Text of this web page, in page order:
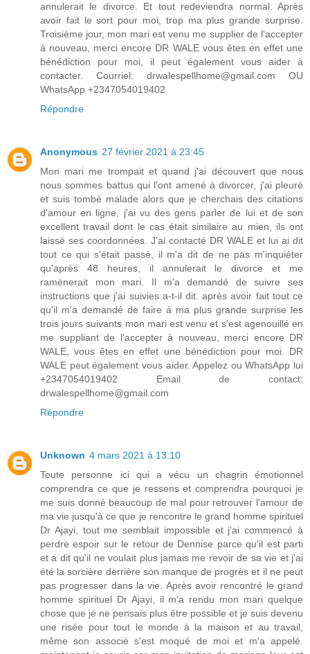
annulerait le divorce. Et tout redeviendra normal. Après
avoir fait le sort pour moi, trop ma plus grande surprise.
Troisième jour, mon mari est venu me supplier de l'accepter
à nouveau, merci encore DR WALE vous êtes en effet une
bénédiction pour moi, il peut également vous aider à
contacter. Courriel: drwalespellhome@gmail.com OU
WhatsApp +2347054019402
Répondre
Anonymous 27 février 2021 à 23:45
Mon mari me trompait et quand j'ai découvert que nous
nous sommes battus qui l'ont amené à divorcer, j'ai pleuré
et suis tombé malade alors que je cherchais des citations
d'amour en ligne, j'ai vu des gens parler de lui et de son
excellent travail dont le cas était similaire au mien, ils ont
laissé ses coordonnées. J'ai contacté DR WALE et lui ai dit
tout ce qui s'était passé, il m'a dit de ne pas m'inquiéter
qu'après 48 heures, il annulerait le divorce et me
ramènerait mon mari. Il m'a demandé de suivre ses
instructions que j'ai suivies a-t-il dit. après avoir fait tout ce
qu'il m'a demandé de faire à ma plus grande surprise les
trois jours suivants mon mari est venu et s'est agenouillé en
me suppliant de l'accepter à nouveau, merci encore DR
WALE, vous êtes en effet une bénédiction pour moi. DR
WALE peut également vous aider. Appelez ou WhatsApp lui
+2347054019402 Email de contact:
drwalespellhome@gmail.com
Répondre
Unknown 4 mars 2021 à 13:10
Toute personne ici qui a vécu un chagrin émotionnel
comprendra ce que je ressens et comprendra pourquoi je
me suis donné beaucoup de mal pour retrouver l'amour de
ma vie jusqu'à ce que je rencontre le grand homme spirituel
Dr Ajayi, tout me semblait impossible et j'ai commencé à
perdre espoir sur le retour de Dennise parce qu'il est parti
et a dit qu'il ne voulait plus jamais me revoir de sa vie et j'ai
été la sorcière derrière son manque de progrès et il ne peut
pas progresser dans la vie. Après avoir rencontré le grand
homme spirituel Dr Ajayi, il m'a rendu mon mari quelque
chose que je ne pensais plus être possible et je suis devenu
une risée pour tout le monde à la maison et au travail,
même son associé s'est moqué de moi et m'a appelé.